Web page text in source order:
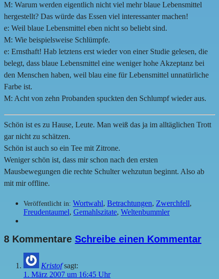
M: Warum werden eigentlich nicht viel mehr blaue Lebensmittel
hergestellt? Das würde das Essen viel interessanter machen!
e: Weil blaue Lebensmittel eben nicht so beliebt sind.
M: Wie beispielsweise Schlümpfe.
e: Ernsthaft! Hab letztens erst wieder von einer Studie gelesen, die
belegt, dass blaue Lebensmittel eine weniger hohe Akzeptanz bei
den Menschen haben, weil blau eine für Lebensmittel unnatürliche
Farbe ist.
M: Acht von zehn Probanden spuckten den Schlumpf wieder aus.
Schön ist es zu Hause, Leute. Man weiß das ja im alltäglichen Trott
gar nicht zu schätzen.
Schön ist auch so ein Tee mit Zitrone.
Weniger schön ist, dass mir schon nach den ersten
Mausbewegungen die rechte Schulter wehzutun beginnt. Also ab
mit mir offline.
Veröffentlicht in: Wortwahl, Betrachtungen, Zwerchfell,
Freudentaumel, Gemahlszitate, Weltenbummler
8 Kommentare Schreibe einen Kommentar
Kristof sagt:
1. März 2007 um 16:45 Uhr